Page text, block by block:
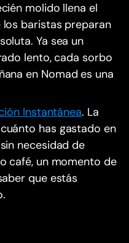
molido llena el
baristas preparan
Ya sea un
lento, cada sorbo
en Nomad es una
Instantánea. La
has gastado en
necesidad de
café, un momento de
que estás